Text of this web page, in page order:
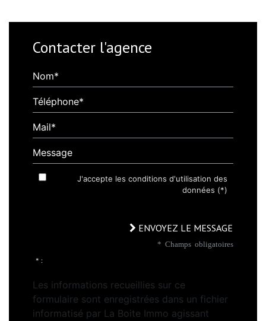
Contacter l'agence
Nom*
Téléphone*
Mail*
Message
J'accepte les conditions d'utilisation des
données (*)
ENVOYEZ LE MESSAGE
* Champs obligatoires
* :
Les informations recueillies sur ce
formulaire sont enregistrées dans un fichier
informatisé par La Boite Immo agissant